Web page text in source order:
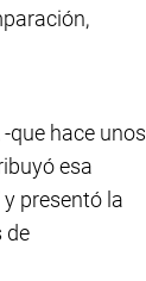
-que hace unos
esa
presentó la
de